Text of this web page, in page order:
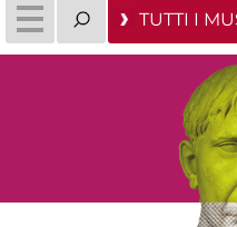
TUTTI I